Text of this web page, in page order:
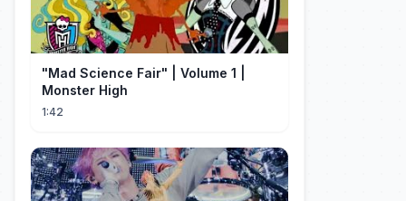
"Mad Science Fair" | Volume 1 |
Monster High
1:42